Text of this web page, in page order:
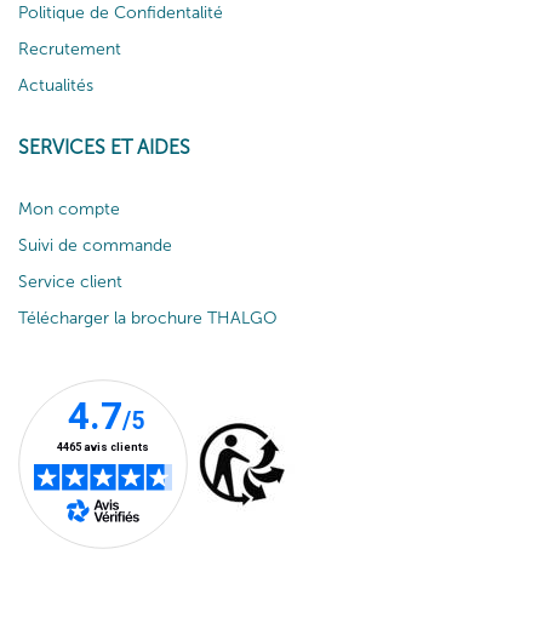
Politique de Confidentalité
Recrutement
Actualités
SERVICES ET AIDES
Mon compte
Suivi de commande
Service client
Télécharger la brochure THALGO